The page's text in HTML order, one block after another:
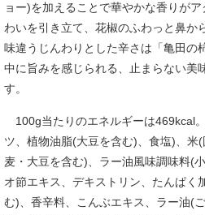
ョー)を加えることで華やかな香りが
わいを引き立て、花椒のふわっと鼻か
味違うじんわりとした辛さは「亀田の
中に旨みを感じられる、止まらない美
す。
100g当たりのエネルギーは469kcal
ツ、植物油脂(大豆を含む)、食塩)、米
麦・大豆を含む)、ラー油風味調味料(
オ節エキス、デキストリン、たんぱく
む)、香辛料、こんぶエキス、ラー油(